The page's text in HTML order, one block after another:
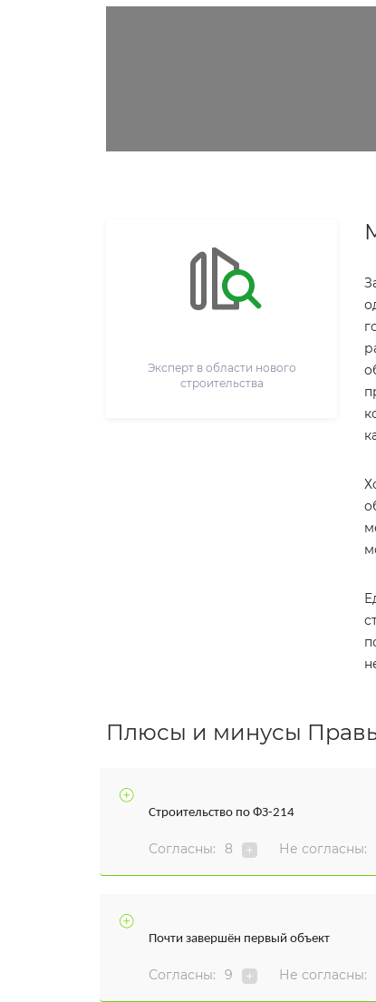
Эксперт в области нового
строительства
Плюсы и минусы
Строительство по ФЗ-214
Согласны: 8 Не согласны:
Почти завершён первый объект
Согласны: 9 Не согласны: